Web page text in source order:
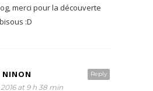
merci pour la découverte
:D
Reply
NINON
at 9 h 38 min